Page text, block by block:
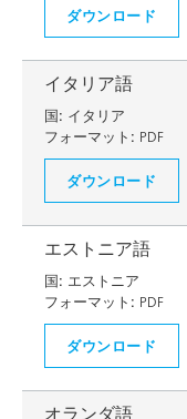
ダウンロード
イタリア語
国: イタリア
フォーマット: PDF
ダウンロード
エストニア語
国: エストニア
フォーマット: PDF
ダウンロード
オランダ語